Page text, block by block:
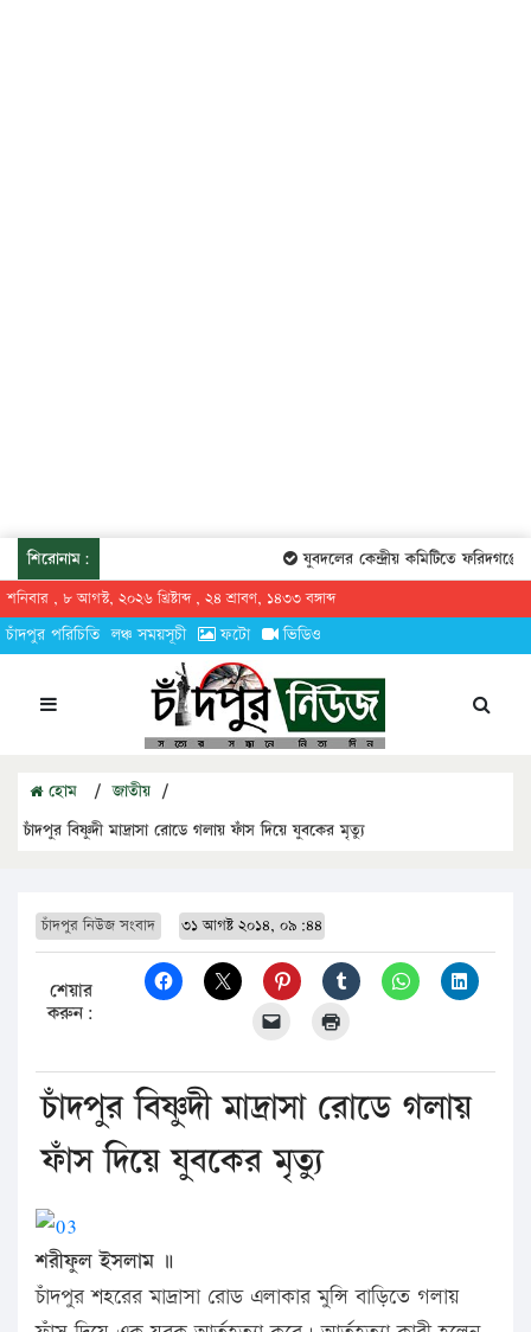
শিরোনাম: যুবদলের কেন্দ্রীয় কমিটিতে ফরিদগঞ্জের
শনিবার , ৮ আগস্ট, ২০২৬ খ্রিষ্টাব্দ , ২৪ শ্রাবণ, ১৪৩৩ বঙ্গাব্দ
চাঁদপুর পরিচিতি লঞ্চ সময়সূচী ফটো ভিডিও
হোম / জাতীয় /
চাঁদপুর বিষ্ণুদী মাদ্রাসা রোডে গলায় ফাঁস দিয়ে যুবকের মৃত্যু
চাঁদপুর নিউজ সংবাদ ৩১ আগষ্ট ২০১৪, ০৯:৪৪
শেয়ার
করুন:
চাঁদপুর বিষ্ণুদী মাদ্রাসা রোডে গলায়
ফাঁস দিয়ে যুবকের মৃত্যু
শরীফুল ইসলাম ॥
চাঁদপুর শহরের মাদ্রাসা রোড এলাকার মুন্সি বাড়িতে গলায়